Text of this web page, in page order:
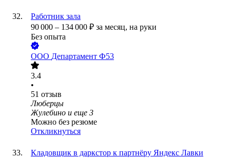
Работник зала
90 000 – 134 000 ₽ за месяц, на руки
Без опыта
ООО Департамент Ф53
3.4
•
51 отзыв
Люберцы
Жулебино и еще 3
Можно без резюме
Откликнуться
Кладовщик в даркстор к партнёру Яндекс Лавки